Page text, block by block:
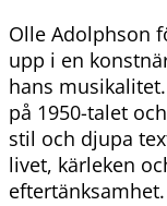
Olle Adolphson
upp i en
hans
på 1950-talet
stil och djupa
livet, kärleken
eftertänksamhet.